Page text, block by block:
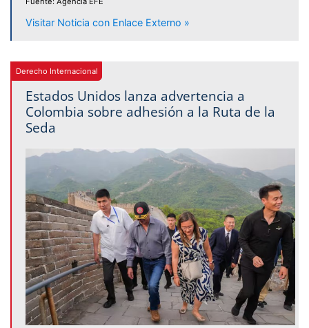
Visitar Noticia con Enlace Externo »
Derecho Internacional
Estados Unidos lanza advertencia a
Colombia sobre adhesión a la Ruta de la
Seda